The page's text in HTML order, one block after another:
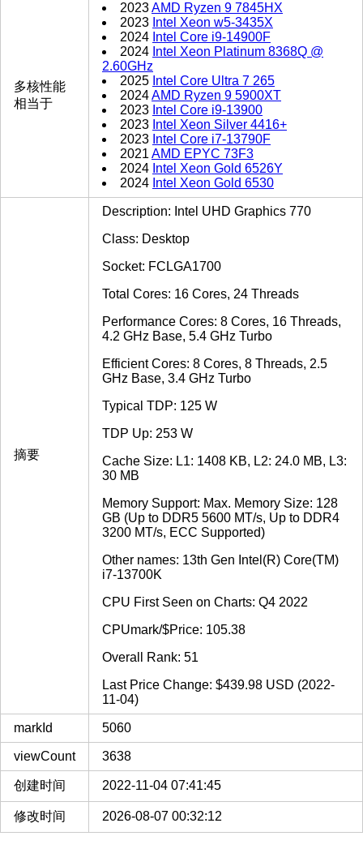
多核性能
相当于
2023AMD Ryzen 9 7845HX
2023 Intel Xeon w5-3435X
2024 Intel Core i9-14900F
2024 Intel Xeon Platinum 8368Q @
2.60GHz
2025 Intel Core Ultra 7 265
2024AMD Ryzen 9 5900XT
2023 Intel Core i9-13900
2023 Intel Xeon Silver 4416+
2023 Intel Core i7-13790F
2021AMD EPYC 73F3
2024 Intel Xeon Gold 6526Y
2024 Intel Xeon Gold 6530
摘要
Description: Intel UHD Graphics 770
Class: Desktop
Socket: FCLGA1700
Total Cores: 16 Cores, 24 Threads
Performance Cores: 8 Cores, 16 Threads,
4.2 GHz Base, 5.4 GHz Turbo
Efficient Cores: 8 Cores, 8 Threads, 2.5
GHz Base, 3.4 GHz Turbo
Typical TDP: 125 W
TDP Up: 253 W
Cache Size: L1: 1408 KB, L2: 24.0 MB, L3:
30 MB
Memory Support: Max. Memory Size: 128
GB (Up to DDR5 5600 MT/s, Up to DDR4
3200 MT/s, ECC Supported)
Other names: 13th Gen Intel(R) Core(TM)
i7-13700K
CPU First Seen on Charts: Q4 2022
CPUmark/$Price: 105.38
Overall Rank: 51
Last Price Change: $439.98 USD (2022-
11-04)
markId 5060
viewCount 3638
创建时间 2022-11-04 07:41:45
修改时间 2026-08-07 00:32:12